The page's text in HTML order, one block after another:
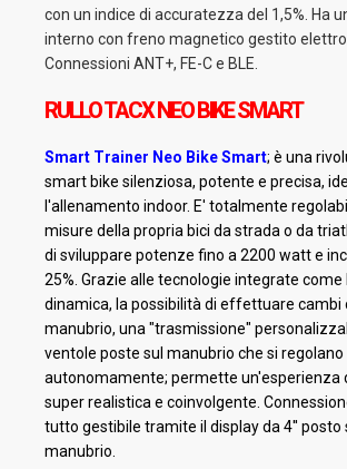
con un indice di accuratezza del 1,5%. Ha
interno con freno magnetico gestito
Connessioni ANT+, FE-C e BLE.
RULLO TACX NEO BIKE SMART
Smart Trainer Neo Bike Smart; è una
smart bike silenziosa, potente e precisa,
l'allenamento indoor. E' totalmente
misure della propria bici da strada o da
di sviluppare potenze fino a 2200 watt e
25%. Grazie alle tecnologie integrate come
dinamica, la possibilità di effettuare cambi
manubrio, una "trasmissione"
ventole poste sul manubrio che si regolano
autonomamente; permette un'esperienza
super realistica e coinvolgente.
tutto gestibile tramite il display da 4'' posto
manubrio.